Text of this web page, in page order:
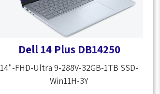
Dell 14 Plus DB14250
14"-FHD-Ultra 9-288V-32GB-1TB SSD-
Win11H-3Y